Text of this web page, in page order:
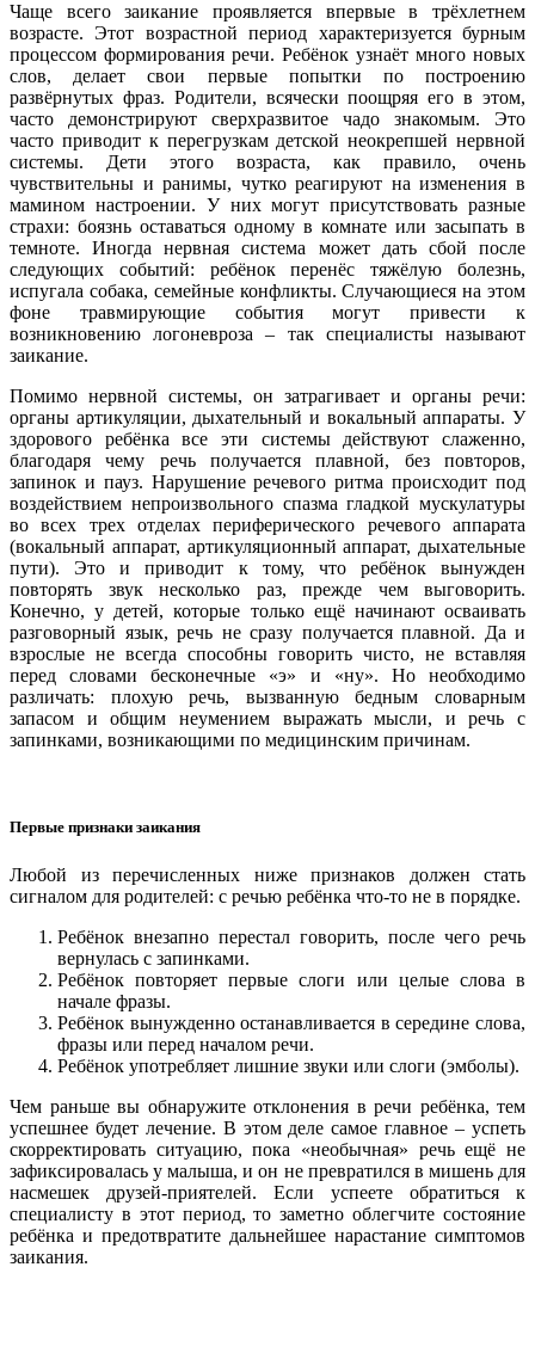
Чаще всего заикание проявляется впервые в трёхлетнем
возрасте. Этот возрастной период характеризуется бурным
процессом формирования речи. Ребёнок узнаёт много новых
слов, делает свои первые попытки по построению
развёрнутых фраз. Родители, всячески поощряя его в этом,
часто демонстрируют сверхразвитое чадо знакомым. Это
часто приводит к перегрузкам детской неокрепшей нервной
системы. Дети этого возраста, как правило, очень
чувствительны и ранимы, чутко реагируют на изменения в
мамином настроении. У них могут присутствовать разные
страхи: боязнь оставаться одному в комнате или засыпать в
темноте. Иногда нервная система может дать сбой после
следующих событий: ребёнок перенёс тяжёлую болезнь,
испугала собака, семейные конфликты. Случающиеся на этом
фоне травмирующие события могут привести к
возникновению логоневроза – так специалисты называют
заикание.
Помимо нервной системы, он затрагивает и органы речи:
органы артикуляции, дыхательный и вокальный аппараты. У
здорового ребёнка все эти системы действуют слаженно,
благодаря чему речь получается плавной, без повторов,
запинок и пауз. Нарушение речевого ритма происходит под
воздействием непроизвольного спазма гладкой мускулатуры
во всех трех отделах периферического речевого аппарата
(вокальный аппарат, артикуляционный аппарат, дыхательные
пути). Это и приводит к тому, что ребёнок вынужден
повторять звук несколько раз, прежде чем выговорить.
Конечно, у детей, которые только ещё начинают осваивать
разговорный язык, речь не сразу получается плавной. Да и
взрослые не всегда способны говорить чисто, не вставляя
перед словами бесконечные «э» и «ну». Но необходимо
различать: плохую речь, вызванную бедным словарным
запасом и общим неумением выражать мысли, и речь с
запинками, возникающими по медицинским причинам.
Первые признаки заикания
Любой из перечисленных ниже признаков должен стать
сигналом для родителей: с речью ребёнка что-то не в порядке.
Ребёнок внезапно перестал говорить, после чего речь
вернулась с запинками.
Ребёнок повторяет первые слоги или целые слова в
начале фразы.
Ребёнок вынужденно останавливается в середине слова,
фразы или перед началом речи.
Ребёнок употребляет лишние звуки или слоги (эмболы).
Чем раньше вы обнаружите отклонения в речи ребёнка, тем
успешнее будет лечение. В этом деле самое главное – успеть
скорректировать ситуацию, пока «необычная» речь ещё не
зафиксировалась у малыша, и он не превратился в мишень для
насмешек друзей-приятелей. Если успеете обратиться к
специалисту в этот период, то заметно облегчите состояние
ребёнка и предотвратите дальнейшее нарастание симптомов
заикания.